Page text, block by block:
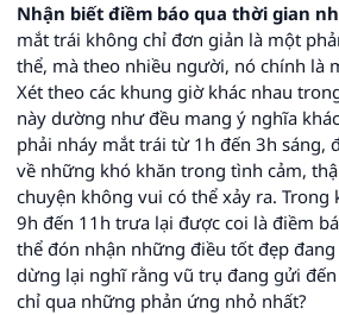
Nhận biết điềm báo qua thời gian
mắt trái không chỉ đơn giản là một
thể, mà theo nhiều người, nó chính là
Xét theo các khung giờ khác nhau
này dường như đều mang ý nghĩa
phải nháy mắt trái từ 1h đến 3h sáng,
về những khó khăn trong tình cảm,
chuyện không vui có thể xảy ra.
9h đến 11h trưa lại được coi là điềm
thể đón nhận những điều tốt đẹp đang
dừng lại nghĩ rằng vũ trụ đang gửi
chỉ qua những phản ứng nhỏ nhất?